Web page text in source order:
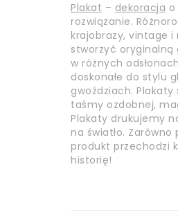
Plakat – dekoracja
rozwiązanie.
krajobrazy, vintage
stworzyć oryginalną
w różnych
doskonałe do stylu
gwoździach.
taśmy ozdobnej,
Plakaty drukujemy
na światło.
produkt przechodzi
historię!